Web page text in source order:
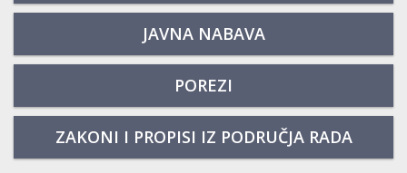
JAVNA NABAVA
POREZI
ZAKONI I PROPISI IZ PODRUČJA RADA